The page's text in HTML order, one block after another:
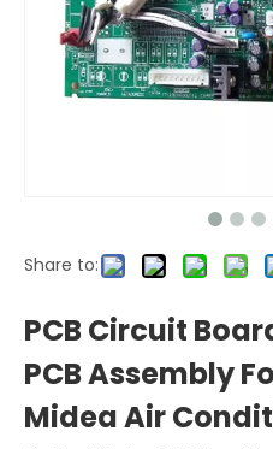
Share to:
PCB Circuit
PCB Assembly
Midea Air